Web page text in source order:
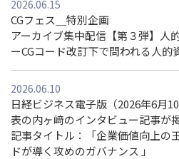
2026.06.15
CGフェス＿特別企画
アーカイブ集中配信【第３弾】人
ーCGコード改訂下で問われる人的
2026.06.10
日経ビジネス電子版（2026年6月
表の内ヶ﨑のインタビュー記事が
記事タイトル：「企業価値向上の
ドが導く攻めのガバナンス 」